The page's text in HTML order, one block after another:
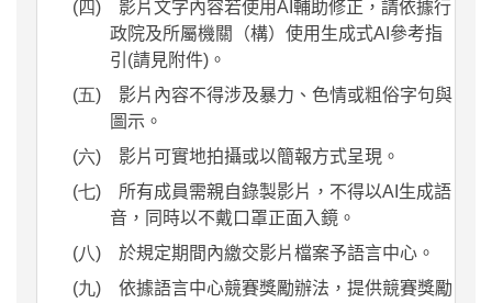
(四)
影片文字內容若使用AI 輔助修正，請依據行
政院及所屬機關（構）使用生成式AI 參考指
引 (請見附件) 。
(五)
影片內容不得涉及暴力、色情或粗俗字句與
圖示。
(六)
影片可實地拍攝或以簡報方式呈現。
(七)
所有成員需親自錄製影片，不得以AI 生成語
音，同時以不戴口罩正面入鏡。
(八)
於規定期間內繳交影片檔案予語言中心。
(九)
依據語言中心競賽獎勵辦法，提供競賽獎勵